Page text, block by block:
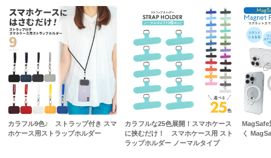
カラフル9色♪ ストラップ付き スマ
ホケース用ストラップホルダー
カラフルな25色展開！スマホケース
に挟むだけ！ スマホケース用 スト
ラップホルダー ノーマルタイプ
MagSafe
く